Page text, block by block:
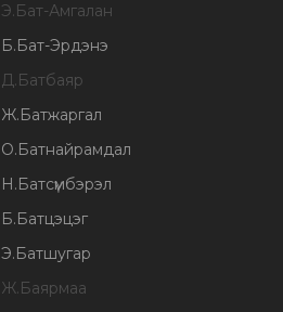
Э.Бат-Амгалан
Б.Бат-Эрдэнэ
Д.Батбаяр
Ж.Батжаргал
О.Батнайрамдал
Н.Батсүмбэрэл
Б.Батцэцэг
Э.Батшугар
Ж.Баярмаа